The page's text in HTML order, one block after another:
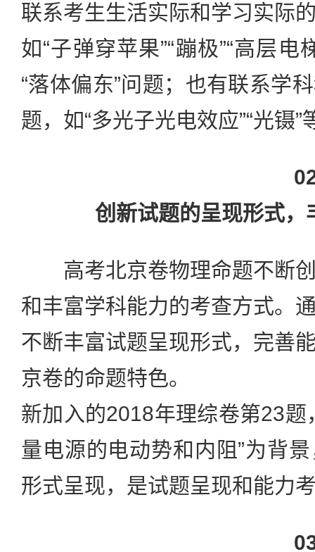
联系考生生活实际和学习实际
如“子弹穿苹果”“蹦极”“高层
“落体偏东”问题；也有联系学
题，如“多光子光电效应”“光镊”
创新试题的呈现形式，
高考北京卷物理命题不断创
和丰富学科能力的考查方式。
不断丰富试题呈现形式，完善
京卷的命题特色。
新加入的2018年理综卷第23题
量电源的电动势和内阻”为背
形式呈现，是试题呈现和能力